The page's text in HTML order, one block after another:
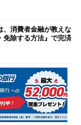
、消費者金融が教えな
免除する方法』で完済